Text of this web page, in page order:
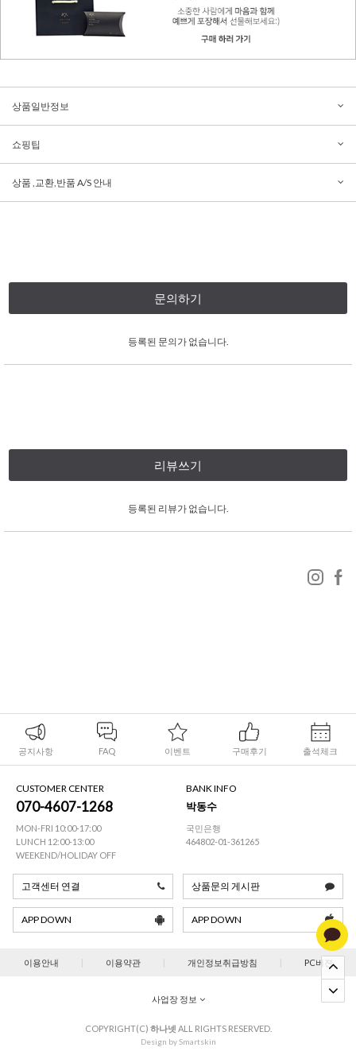
상품일반정보
쇼핑팁
상품 ,교환,반품 A/S 안내
문의하기
등록된 문의가 없습니다.
리뷰쓰기
등록된 리뷰가 없습니다.
공지사항 FAQ 이벤트 구매후기 출석체크
CUSTOMER CENTER
070-4607-1268
MON-FRI 10:00-17:00
LUNCH 12:00-13:00
WEEKEND/HOLIDAY OFF
BANK INFO
박동수
국민은행
464802-01-361265
고객센터 연결 상품문의 게시판
APP DOWN APP DOWN
이용안내 이용약관 개인정보취급방침 PC버젼
사업장 정보
COPYRIGHT(C) 하나넷 ALL RIGHTS RESERVED.